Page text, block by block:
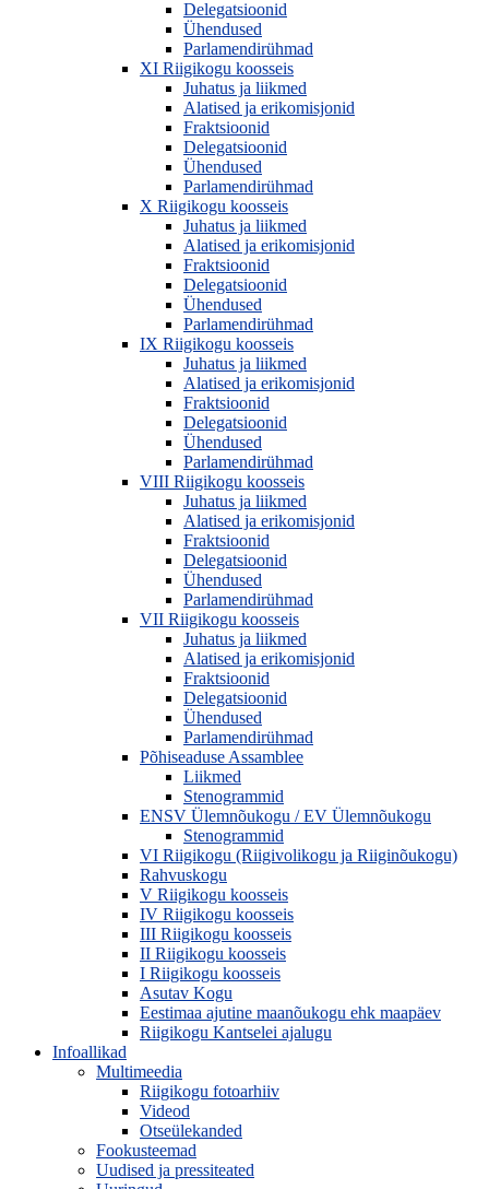
Delegatsioonid
Ühendused
Parlamendirühmad
XI Riigikogu koosseis
Juhatus ja liikmed
Alatised ja erikomisjonid
Fraktsioonid
Delegatsioonid
Ühendused
Parlamendirühmad
X Riigikogu koosseis
Juhatus ja liikmed
Alatised ja erikomisjonid
Fraktsioonid
Delegatsioonid
Ühendused
Parlamendirühmad
IX Riigikogu koosseis
Juhatus ja liikmed
Alatised ja erikomisjonid
Fraktsioonid
Delegatsioonid
Ühendused
Parlamendirühmad
VIII Riigikogu koosseis
Juhatus ja liikmed
Alatised ja erikomisjonid
Fraktsioonid
Delegatsioonid
Ühendused
Parlamendirühmad
VII Riigikogu koosseis
Juhatus ja liikmed
Alatised ja erikomisjonid
Fraktsioonid
Delegatsioonid
Ühendused
Parlamendirühmad
Põhiseaduse Assamblee
Liikmed
Stenogrammid
ENSV Ülemnõukogu / EV Ülemnõukogu
Stenogrammid
VI Riigikogu (Riigivolikogu ja Riiginõukogu)
Rahvuskogu
V Riigikogu koosseis
IV Riigikogu koosseis
III Riigikogu koosseis
II Riigikogu koosseis
I Riigikogu koosseis
Asutav Kogu
Eestimaa ajutine maanõukogu ehk maapäev
Riigikogu Kantselei ajalugu
Infoallikad
Multimeedia
Riigikogu fotoarhiiv
Videod
Otseülekanded
Fookusteemad
Uudised ja pressiteated